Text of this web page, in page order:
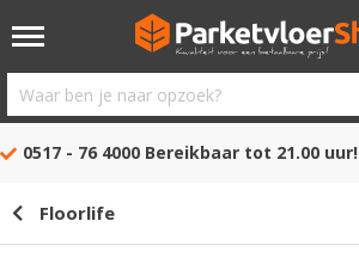
Waar
ben
opzoek?
0517 - 76 4000 Bereikbaar tot 21.00 uur!
Floorlife